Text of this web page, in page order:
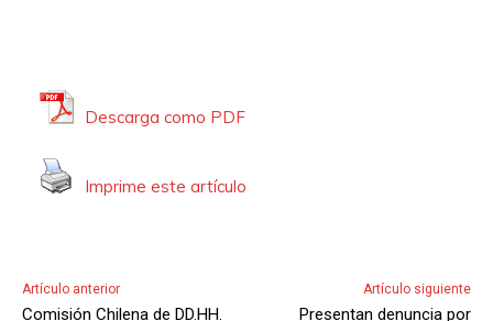
Descarga como PDF
Imprime este artículo
Artículo anterior
Comisión Chilena de DD.HH.
Artículo siguiente
Presentan denuncia por